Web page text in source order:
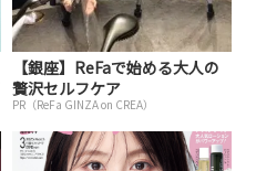
【銀座】ReFaで始める大人の
贅沢セルフケア
PR（ReFa GINZA on CREA）